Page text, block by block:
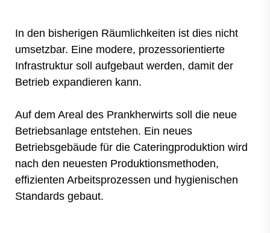
In den bisherigen Räumlichkeiten ist dies nicht
umsetzbar. Eine modere, prozessorientierte
Infrastruktur soll aufgebaut werden, damit der
Betrieb expandieren kann.
Auf dem Areal des Prankherwirts soll die neue
Betriebsanlage entstehen. Ein neues
Betriebsgebäude für die Cateringproduktion wird
nach den neuesten Produktionsmethoden,
effizienten Arbeitsprozessen und hygienischen
Standards gebaut.